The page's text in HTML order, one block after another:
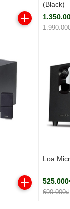
(Black)
Loa
690.000₫